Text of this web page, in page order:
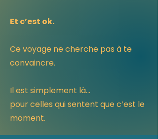
Et c’est ok.
Ce voyage ne cherche pas à te
convaincre.
Il est simplement là…
pour celles qui sentent que c’est le
moment.